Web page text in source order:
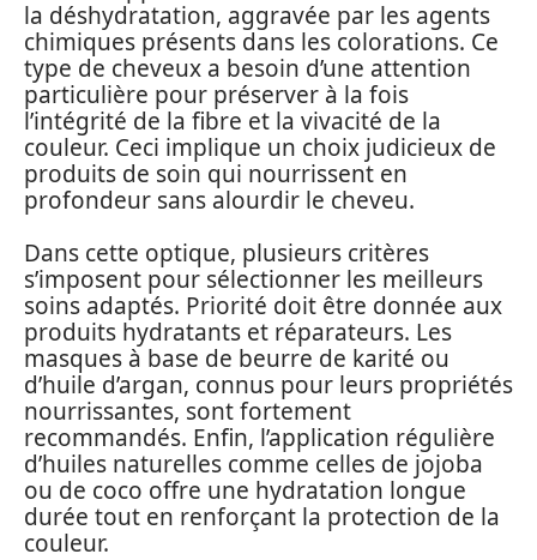
la déshydratation, aggravée par les agents
chimiques présents dans les colorations. Ce
type de cheveux a besoin d’une attention
particulière pour préserver à la fois
l’intégrité de la fibre et la vivacité de la
couleur. Ceci implique un choix judicieux de
produits de soin qui nourrissent en
profondeur sans alourdir le cheveu.
Dans cette optique, plusieurs critères
s’imposent pour sélectionner les meilleurs
soins adaptés. Priorité doit être donnée aux
produits hydratants et réparateurs. Les
masques à base de beurre de karité ou
d’huile d’argan, connus pour leurs propriétés
nourrissantes, sont fortement
recommandés. Enfin, l’application régulière
d’huiles naturelles comme celles de jojoba
ou de coco offre une hydratation longue
durée tout en renforçant la protection de la
couleur.